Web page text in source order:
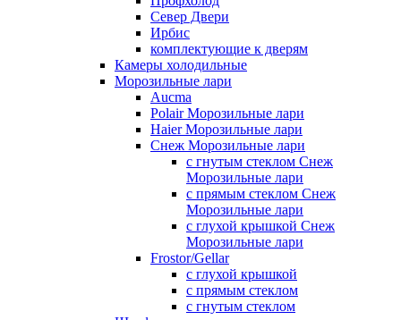
Север Двери
Ирбис
комплектующие к дверям
Камеры холодильные
Морозильные лари
Aucma
Polair Морозильные лари
Haier Морозильные лари
Снеж Морозильные лари
с гнутым стеклом Снеж
Морозильные лари
с прямым стеклом Снеж
Морозильные лари
с глухой крышкой Снеж
Морозильные лари
Frostor/Gellar
с глухой крышкой
с прямым стеклом
с гнутым стеклом